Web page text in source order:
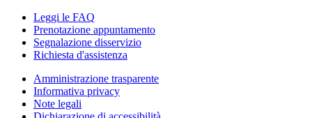
Leggi le FAQ
Prenotazione appuntamento
Segnalazione disservizio
Richiesta d'assistenza
Amministrazione trasparente
Informativa privacy
Note legali